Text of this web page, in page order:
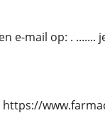
e-mail op: . .......
https://